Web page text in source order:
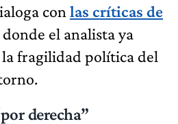
con las críticas de
donde el analista ya
fragilidad política del
derecha”